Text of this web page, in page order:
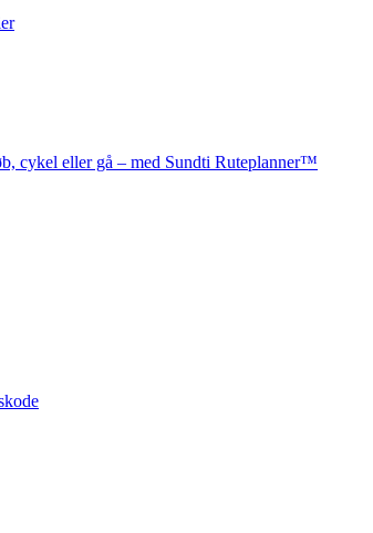
cykel eller gå – med Sundti Ruteplanner™